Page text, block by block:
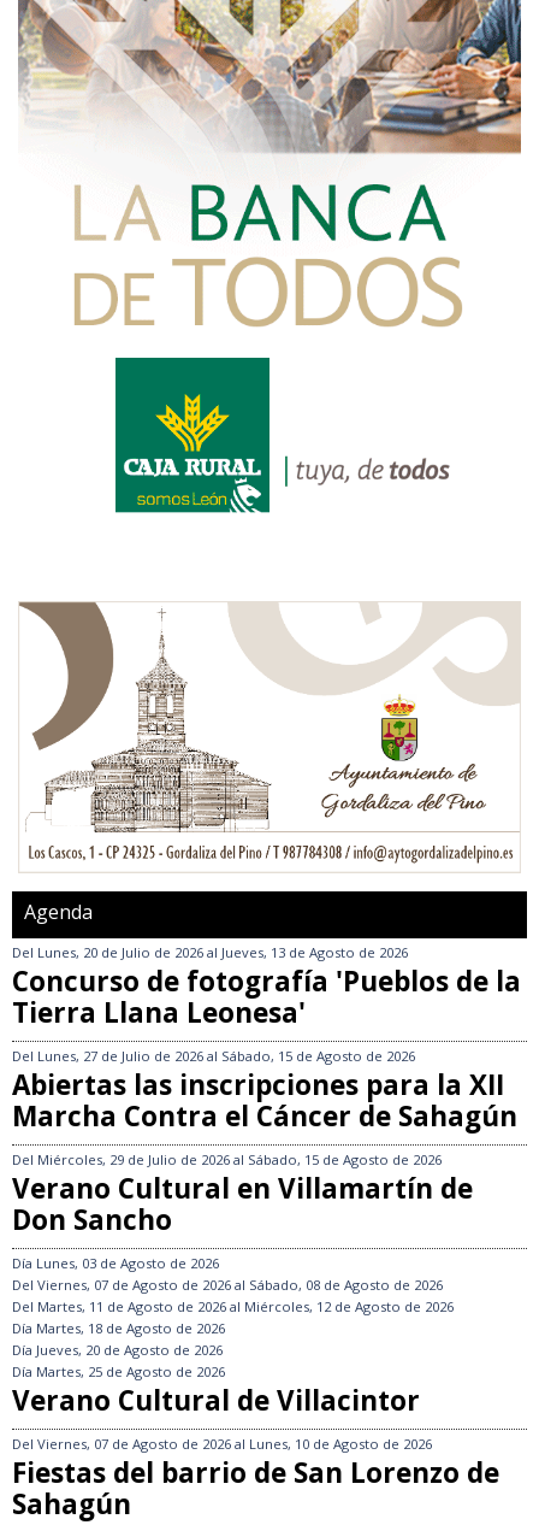
Agenda
Del Lunes, 20 de Julio de 2026 al Jueves, 13 de Agosto de 2026
Concurso de fotografía 'Pueblos de la
Tierra Llana Leonesa'
Del Lunes, 27 de Julio de 2026 al Sábado, 15 de Agosto de 2026
Abiertas las inscripciones para la XII
Marcha Contra el Cáncer de Sahagún
Del Miércoles, 29 de Julio de 2026 al Sábado, 15 de Agosto de 2026
Verano Cultural en Villamartín de
Don Sancho
Día Lunes, 03 de Agosto de 2026
Del Viernes, 07 de Agosto de 2026 al Sábado, 08 de Agosto de 2026
Del Martes, 11 de Agosto de 2026 al Miércoles, 12 de Agosto de 2026
Día Martes, 18 de Agosto de 2026
Día Jueves, 20 de Agosto de 2026
Día Martes, 25 de Agosto de 2026
Verano Cultural de Villacintor
Del Viernes, 07 de Agosto de 2026 al Lunes, 10 de Agosto de 2026
Fiestas del barrio de San Lorenzo de
Sahagún